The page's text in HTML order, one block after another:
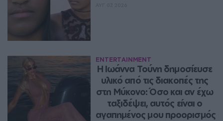
ENTERTAINMENT
Η Ιωάννα Τούνη δημοσίευσε
υλικό από τις διακοπές της
στη Μύκονο: Όσο και αν έχω
ταξιδέψει, αυτός είναι ο
αγαπημένος μου προορισμός